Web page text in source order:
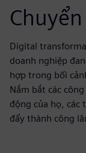
Digital
doanh nghiệp
hợp trong bối
Nắm bắt các
động của họ, các
đẩy thành công